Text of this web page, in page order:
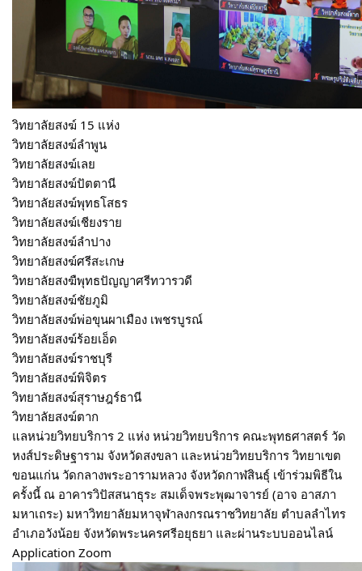
วิทยาลัยสงฆ์ 15 แห่ง
วิทยาลัยสงฆ์ลำพูน
วิทยาลัยสงฆ์เลย
วิทยาลัยสงฆ์ปัตตานี
วิทยาลัยสงฆ์พุทธโสธร
วิทยาลัยสงฆ์เชียงราย
วิทยาลัยสงฆ์ลำปาง
วิทยาลัยสงฆ์ศรีสะเกษ
วิทยาลัยสงฆืพุทธปัญญาศรีทวารวดี
วิทยาลัยสงฆ์ชัยภูมิ
วิทยาลัยสงฆ์พ่อขุนผาเมือง เพชรบูรณ์
วิทยาลัยสงฆ์ร้อยเอ็ด
วิทยาลัยสงฆ์ราชบุรี
วิทยาลัยสงฆ์พิจิตร
วิทยาลัยสงฆ์สุราษฎร์ธานี
วิทยาลัยสงฆ์ตาก
แลหน่วยวิทยบริการ 2 แห่ง หน่วยวิทยบริการ คณะพุทธศาสตร์ วัด
หงส์ประดิษฐาราม จังหวัดสงขลา และหน่วยวิทยบริการ วิทยาเขต
ขอนแก่น วัดกลางพระอารามหลวง จังหวัดกาฬสินธุ์ เข้าร่วมพิธีใน
ครั้งนี้ ณ อาคารวิปัสสนาธุระ สมเด็จพระพุฒาจารย์ (อาจ อาสภา
มหาเถระ) มหาวิทยาลัยมหาจุฬาลงกรณราชวิทยาลัย ตำบลลำไทร
อำเภอวังน้อย จังหวัดพระนครศรีอยุธยา และผ่านระบบออนไลน์
Application Zoom